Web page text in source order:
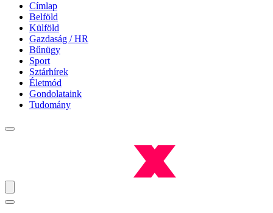
Címlap
Belföld
Külföld
Gazdaság / HR
Bűnügy
Sport
Sztárhírek
Életmód
Gondolataink
Tudomány